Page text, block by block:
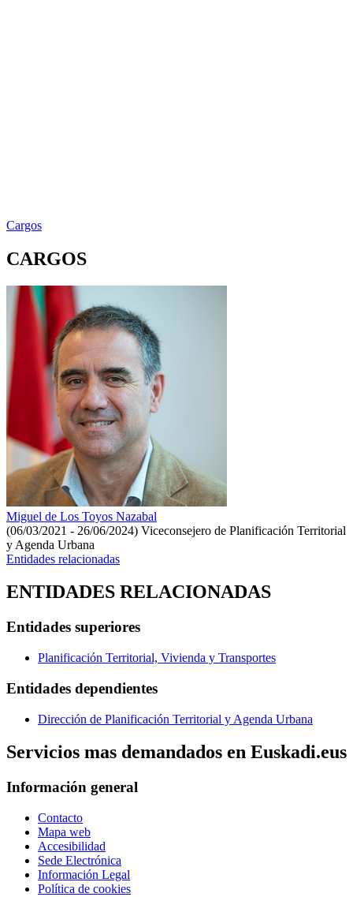
Cargos
CARGOS
Miguel de Los Toyos Nazabal
(06/03/2021 - 26/06/2024) Viceconsejero de Planificación Territorial
y Agenda Urbana
Entidades relacionadas
ENTIDADES RELACIONADAS
Entidades superiores
Planificación Territorial, Vivienda y Transportes
Entidades dependientes
Dirección de Planificación Territorial y Agenda Urbana
Servicios mas demandados en Euskadi.eus
Información general
Contacto
Mapa web
Accesibilidad
Sede Electrónica
Información Legal
Política de cookies